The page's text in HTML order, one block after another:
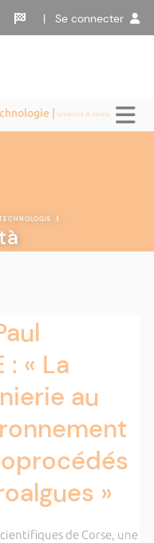
| Se connecter
|Università di Corsica
|
: « La
au
»
de Corse, une